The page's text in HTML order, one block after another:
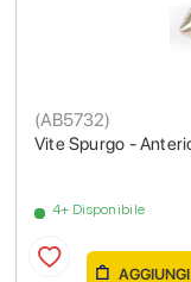
Vite Spurgo -
(AB5732)
4+ Disponibile